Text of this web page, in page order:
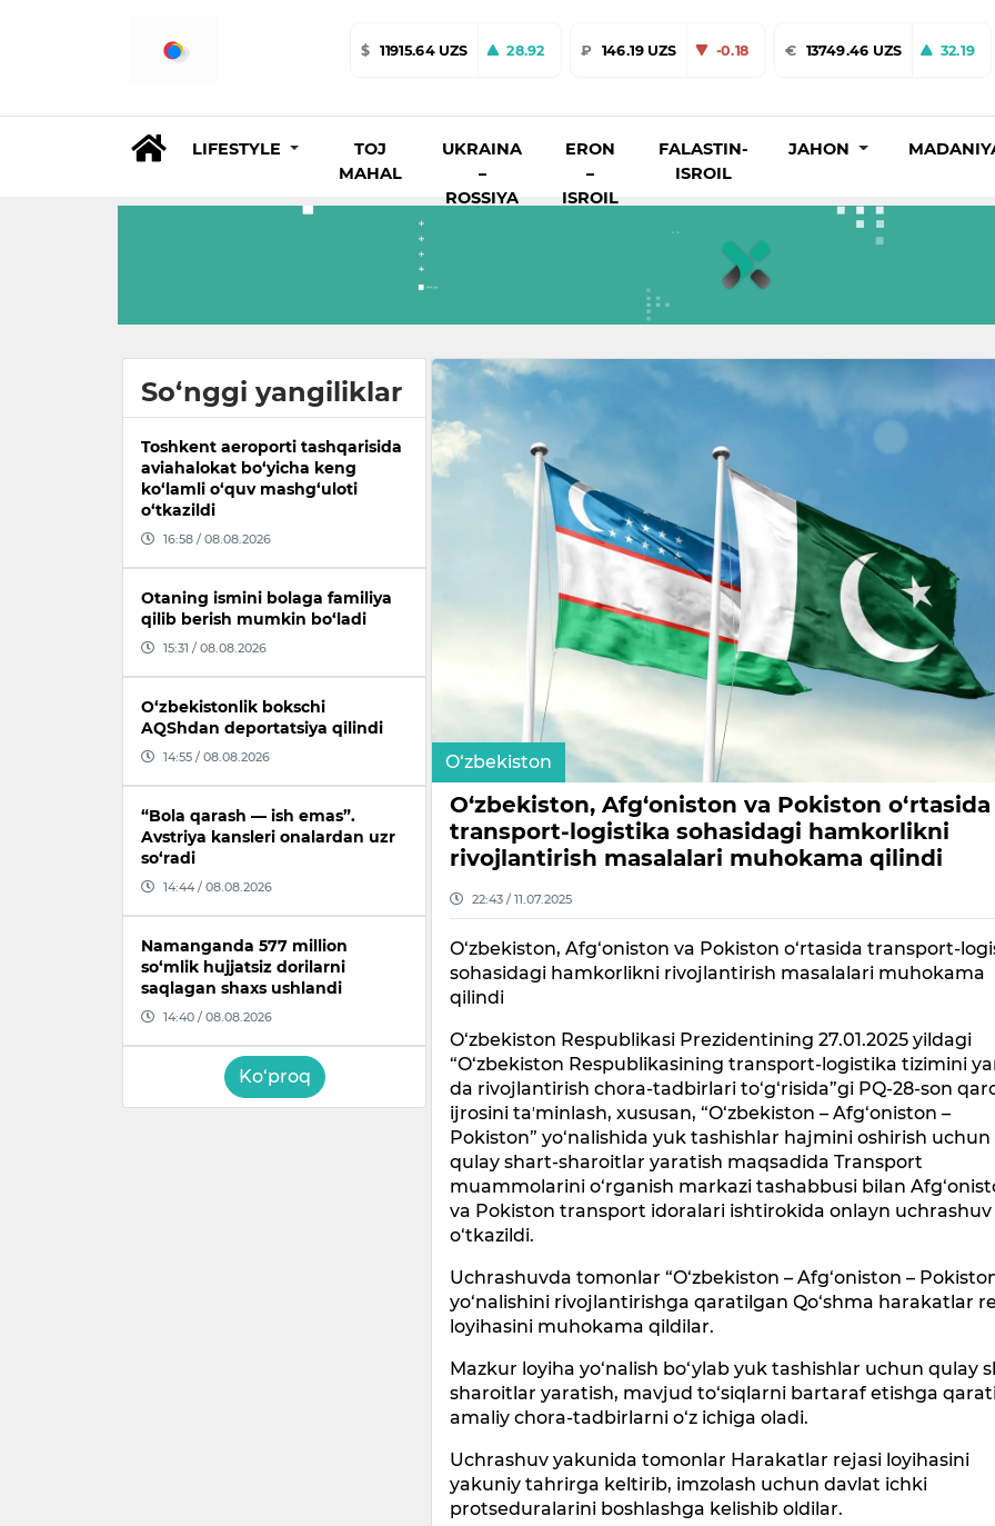
$ 11915.64 UZS 28.92 ₽ 146.19 UZS -0.18 € 13749.46 UZS 32.19
LIFESTYLE
TOJ
MAHAL
UKRAINA
–
ROSSIYA
ERON
–
ISROIL
FALASTIN-
ISROIL
JAHON
So‘nggi yangiliklar
Toshkent aeroporti tashqarisida
aviahalokat bo‘yicha keng
ko‘lamli o‘quv mashg‘uloti
o‘tkazildi
16:58 / 08.08.2026
Otaning ismini bolaga familiya
qilib berish mumkin bo‘ladi
15:31 / 08.08.2026
O‘zbekistonlik bokschi
AQShdan deportatsiya qilindi
14:55 / 08.08.2026
“Bola qarash — ish emas”.
Avstriya kansleri onalardan uzr
so‘radi
14:44 / 08.08.2026
Namanganda 577 million
so‘mlik hujjatsiz dorilarni
saqlagan shaxs ushlandi
14:40 / 08.08.2026
Ko‘proq
O‘zbekiston
O‘zbekiston, Afg‘oniston va Pokiston o‘rtasida
transport-logistika sohasidagi hamkorlikni
rivojlantirish masalalari muhokama qilindi
22:43 / 11.07.2025
O‘zbekiston, Afg‘oniston va Pokiston o‘rtasida transport-
sohasidagi hamkorlikni rivojlantirish masalalari muhokama
qilindi
O‘zbekiston Respublikasi Prezidentining 27.01.2025 yildagi
“O‘zbekiston Respublikasining transport-logistika tizimini
da rivojlantirish chora-tadbirlari to‘g‘risida”gi PQ-28-son
ijrosini taʼminlash, xususan, “O‘zbekiston – Afg‘oniston –
Pokiston” yo‘nalishida yuk tashishlar hajmini oshirish uchun
qulay shart-sharoitlar yaratish maqsadida Transport
muammolarini o‘rganish markazi tashabbusi bilan
va Pokiston transport idoralari ishtirokida onlayn uchrashuv
o‘tkazildi.
Uchrashuvda tomonlar “O‘zbekiston – Afg‘oniston –
yo‘nalishini rivojlantirishga qaratilgan Qo‘shma harakatlar
loyihasini muhokama qildilar.
Mazkur loyiha yo‘nalish bo‘ylab yuk tashishlar uchun qulay
sharoitlar yaratish, mavjud to‘siqlarni bartaraf etishga
amaliy chora-tadbirlarni o‘z ichiga oladi.
Uchrashuv yakunida tomonlar Harakatlar rejasi loyihasini
yakuniy tahrirga keltirib, imzolash uchun davlat ichki
protseduralarini boshlashga kelishib oldilar.